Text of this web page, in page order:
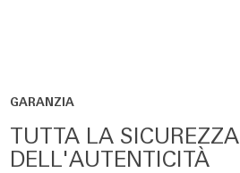
GARANZIA
TUTTA LA SICUREZZA
DELL'AUTENTICITÀ